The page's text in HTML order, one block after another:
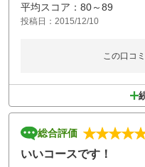
平均スコア：80～89
投稿日：2015/12/10
この口コ
総合評価
いいコースです！